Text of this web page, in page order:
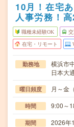
10月！在宅
人事労務！
職種未経験OK
在宅・リモート
勤務地
横浜市
日本大
曜日頻度 月～金
時間 9:00～
期間 2026年